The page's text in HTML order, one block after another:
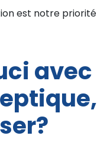
est notre priorité
avec